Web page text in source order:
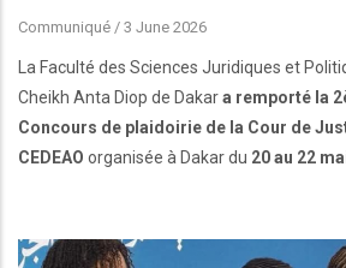
Communiqué / 3 June 2026
La Faculté des Sciences Juridiques et
Cheikh Anta Diop de Dakara remporté la
Concours de plaidoirie de la Cour de
CEDEAO organisée à Dakar du 20 au 22